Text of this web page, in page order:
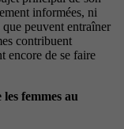
informées, ni
peuvent entraîner
contribuent
encore de se faire
femmes au